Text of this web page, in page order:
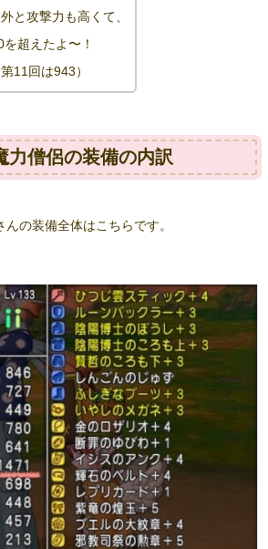
と攻撃力も高くて、
超えたよ〜！
第11回は943）
力僧侶の装備の内訳
の装備全体はこちらです。